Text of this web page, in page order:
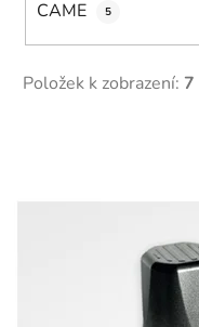
CAME 5
Položek k zobrazení: 7